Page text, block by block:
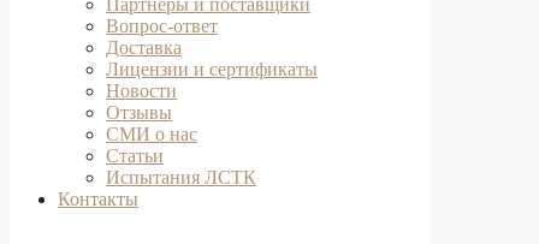
Партнеры и поставщики
Вопрос-ответ
Доставка
Лицензии и сертификаты
Новости
Отзывы
СМИ о нас
Статьи
Испытания ЛСТК
Контакты